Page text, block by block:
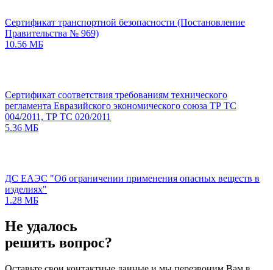
Сертификат транспортной безопасности (Постановление
Правительства № 969)
10.56 МБ
Сертификат соответствия требованиям технического
регламента Евразийского экономического союза ТР ТС
004/2011, ТР ТС 020/2011
5.36 МБ
ДС ЕАЭС "Об ограничении применения опасных веществ в
изделиях"
1.28 МБ
Не удалось
решить вопрос?